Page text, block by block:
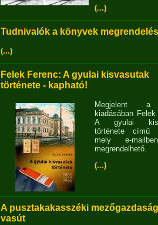
(...)
Tudnivalók a könyvek
(...)
Felek Ferenc: A gyulai kisvasutak
története - kapható!
Megjelent
kiadásában
A gyulai
története című
mely e-
megrendelhető.
(...)
A pusztakakasszéki
vasút